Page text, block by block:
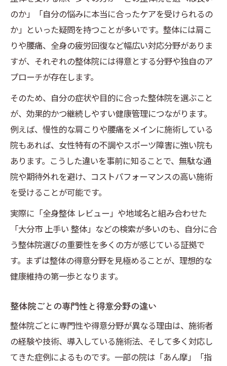
のか」「自分の悩みに本当に合ったケアを受けられるの
か」といった疑問を持つことが多いです。整体には肩こ
りや腰痛、全身の疲労回復など幅広い対応分野がありま
すが、それぞれの整体院には得意とする分野や独自のア
プローチが存在します。
そのため、自分の症状や目的に合った整体院を選ぶこと
が、効果的かつ継続しやすい健康管理につながります。
例えば、慢性的な肩こりや腰痛をメインに施術している
院もあれば、女性特有の不調やスポーツ障害に強い院も
あります。こうした違いを事前に知ることで、無駄な通
院や期待外れを避け、コストパフォーマンスの高い施術
を受けることが可能です。
実際に「全身整体 レビュー」や地域名と組み合わせた
「大分市 上手い 整体」などの検索が多いのも、自分に合
う整体院選びの重要性を多くの方が感じている証拠で
す。まずは整体の得意分野を見極めることが、理想的な
健康維持の第一歩となります。
整体院ごとの専門性と得意分野の違い
整体院ごとに専門性や得意分野が異なる理由は、施術者
の経験や技術、導入している施術法、そして多く対応し
てきた症例によるものです。一部の院は「あん摩」「指